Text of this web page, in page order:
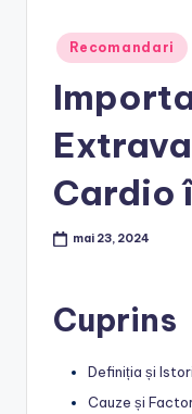
Posted
in
Recomandari
Cardio
mai 23, 2024
Cuprins
Definiția și
Cauze și